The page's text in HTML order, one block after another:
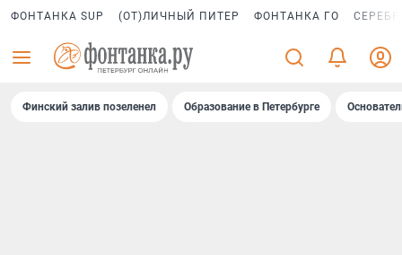
ФОНТАНКА SUP (ОТ)ЛИЧНЫЙ ПИТЕР ФОНТАНКА ГО
Финский залив позеленел Образование в Петербурге